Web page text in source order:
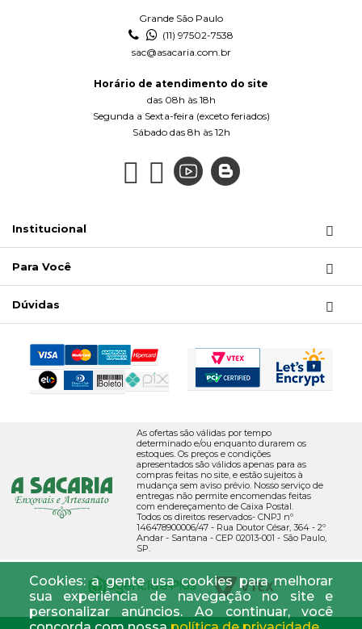
Cookies: a gente usa cookies para melhorar
sua experiência de navegação no site e
personalizar anúncios. Ao continuar, você
Grande São Paulo
(11) 97502-7538
sac@asacaria.com.br
Horário de atendimento do site
das 08h às 18h
Segunda a Sexta-feira (exceto feriados)
Sábado das 8h às 12h
Institucional
Para Você
Dúvidas
As ofertas são válidas por tempo
determinado e/ou enquanto durarem os
estoques. Os preços e condições
apresentados são válidos apenas para as
compras feitas no site, e estão sujeitos à
mudança sem aviso prévio. Nosso serviço de
entregas não permite encomendas feitas
com endereçamento de Caixa Postal.
Todos os direitos reservados- CNPJ nº
146478900006/47 - Rua Doutor César, 364 - 2º
Andar - Santana - CEP 02013-001 - São Paulo,
SP.